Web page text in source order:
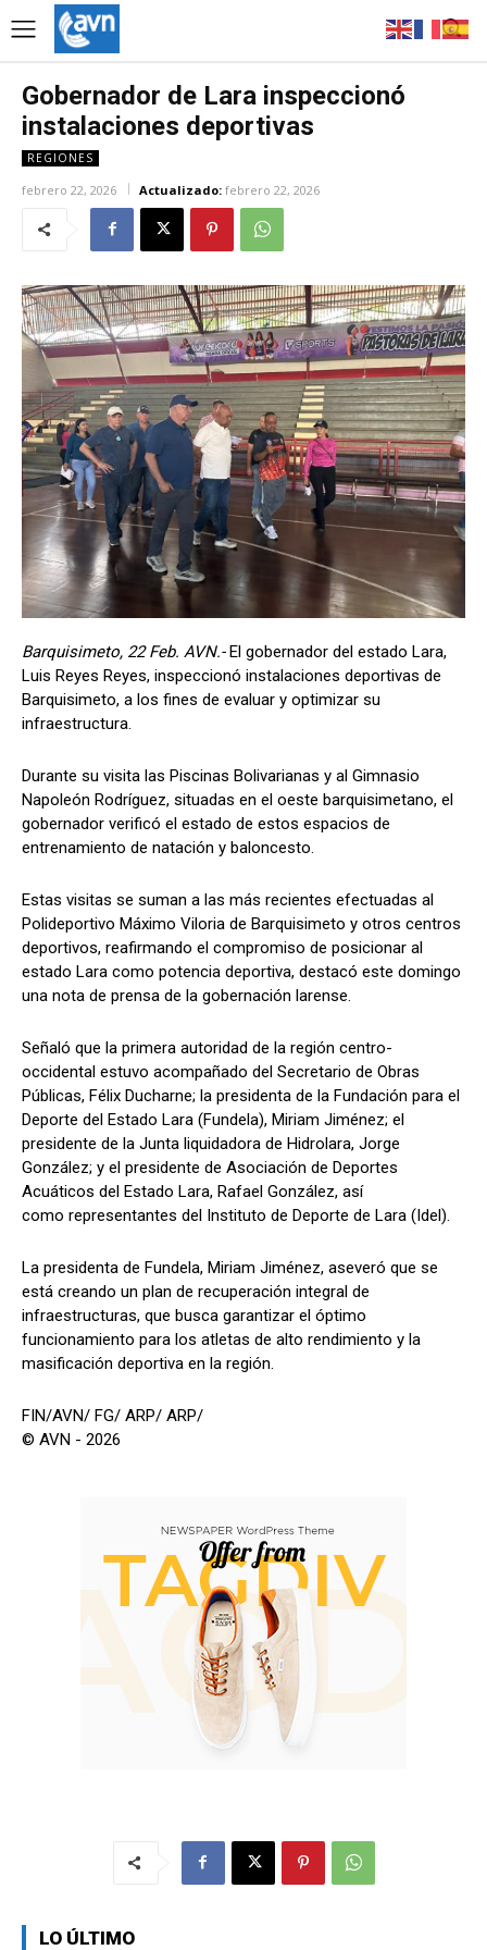
Gobernador de Lara inspeccionó
instalaciones deportivas
REGIONES
febrero 22, 2026 Actualizado: febrero 22, 2026
Barquisimeto, 22 Feb. AVN.-El gobernador del estado Lara,
Luis Reyes Reyes, inspeccionó instalaciones deportivas de
Barquisimeto, a los fines de evaluar y optimizar su
infraestructura.
Durante su visita las Piscinas Bolivarianas y al Gimnasio
Napoleón Rodríguez, situadas en el oeste barquisimetano, el
gobernador verificó el estado de estos espacios de
entrenamiento de natación y baloncesto.
Estas visitas se suman a las más recientes efectuadas al
Polideportivo Máximo Viloria de Barquisimeto y otros centros
deportivos, reafirmando el compromiso de posicionar al
estado Lara como potencia deportiva, destacó este domingo
una nota de prensa de la gobernación larense.
Señaló que la primera autoridad de la región centro-
occidental estuvo acompañado del Secretario de Obras
Públicas, Félix Ducharne; la presidenta de la Fundación para el
Deporte del Estado Lara (Fundela), Miriam Jiménez; el
presidente de la Junta liquidadora de Hidrolara, Jorge
González; y el presidente de Asociación de Deportes
Acuáticos del Estado Lara, Rafael González, así
como representantes del Instituto de Deporte de Lara (Idel).
La presidenta de Fundela, Miriam Jiménez, aseveró que se
está creando un plan de recuperación integral de
infraestructuras, que busca garantizar el óptimo
funcionamiento para los atletas de alto rendimiento y la
masificación deportiva en la región.
FIN/AVN/ FG/ ARP/ ARP/
© AVN - 2026
LO ÚLTIMO